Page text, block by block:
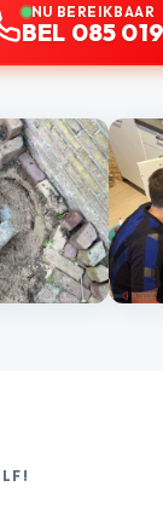
NU BEREIKBAAR
BEL 085